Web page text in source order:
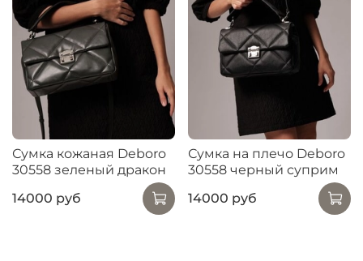
Сумка кожаная Deboro
30558 зеленый дракон
14000 руб
Сумка на плечо Deboro
30558 черный суприм
14000 руб